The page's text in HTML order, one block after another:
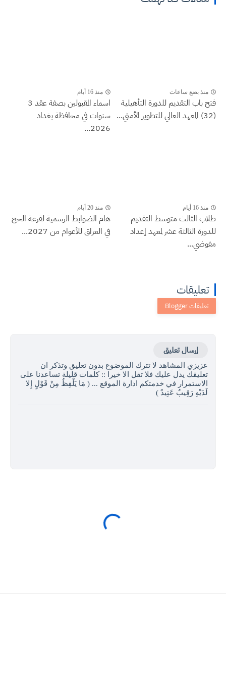
منذ بضع ساعات
فتح باب التقديم للدورة التأهيلية
(32) المعهد العالي للتطوير الأمني...
منذ 16 أيام
اسماء المقبولين بصفة عقد 3
سنوات في محافظة بغداد
2026...
منذ 16 أيام
طلاب الثالث متوسط التقديم
للدورة الثالثة عشر لمعهد إعداد
مفوضي...
منذ 20 أيام
هام الضوابط الرسمية لقرعة الحج
في العراق للأعوام من 2027...
تعليقات
إرسال تعليق
عزيزي المشاهد لا تترك الموضوع بدون تعليق وتذكر ان
تعليقك يدل عليك فلا تقل الا خيرا :: كلمات قليلة تساعدنا على
الاستمرار في خدمتكم ادارة الموقع ... ( مَا يَلْفِظُ مِنْ قَوْلٍ إِلا
لَدَيْهِ رَقِيبٌ عَتِيدٌ )